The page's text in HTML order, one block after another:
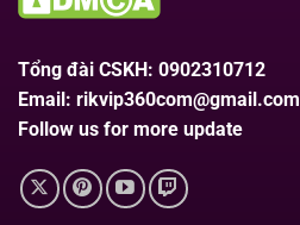
Tổng đài CSKH: 0902310712
Email: rikvip360com@gmail.com
Follow us for more update